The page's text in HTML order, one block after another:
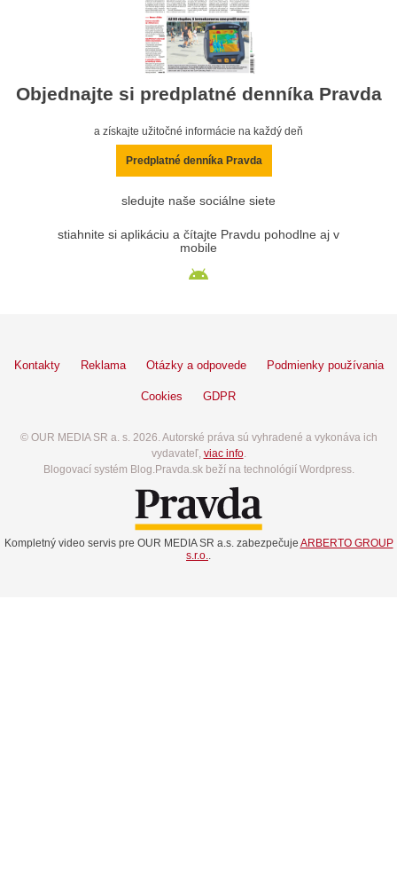
Objednajte si predplatné denníka Pravda
a získajte užitočné informácie na každý deň
Predplatné denníka Pravda
sledujte naše sociálne siete
stiahnite si aplikáciu a čítajte Pravdu pohodlne aj v
mobile
Kontakty Reklama Otázky a odpovede Podmienky používania
Cookies GDPR
© OUR MEDIA SR a. s. 2026. Autorské práva sú vyhradené a vykonáva ich
vydavateľ, viac info.
Blogovací systém Blog.Pravda.sk beží na technológií Wordpress.
Kompletný video servis pre OUR MEDIA SR a.s. zabezpečuje ARBERTO GROUP
s.r.o..